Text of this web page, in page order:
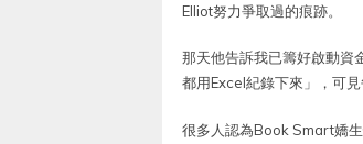
Elliot努力爭取過的痕跡。
那天他告訴我已籌好啟動資
都用Excel紀錄下來」，可
很多人認為Book Smart嬌